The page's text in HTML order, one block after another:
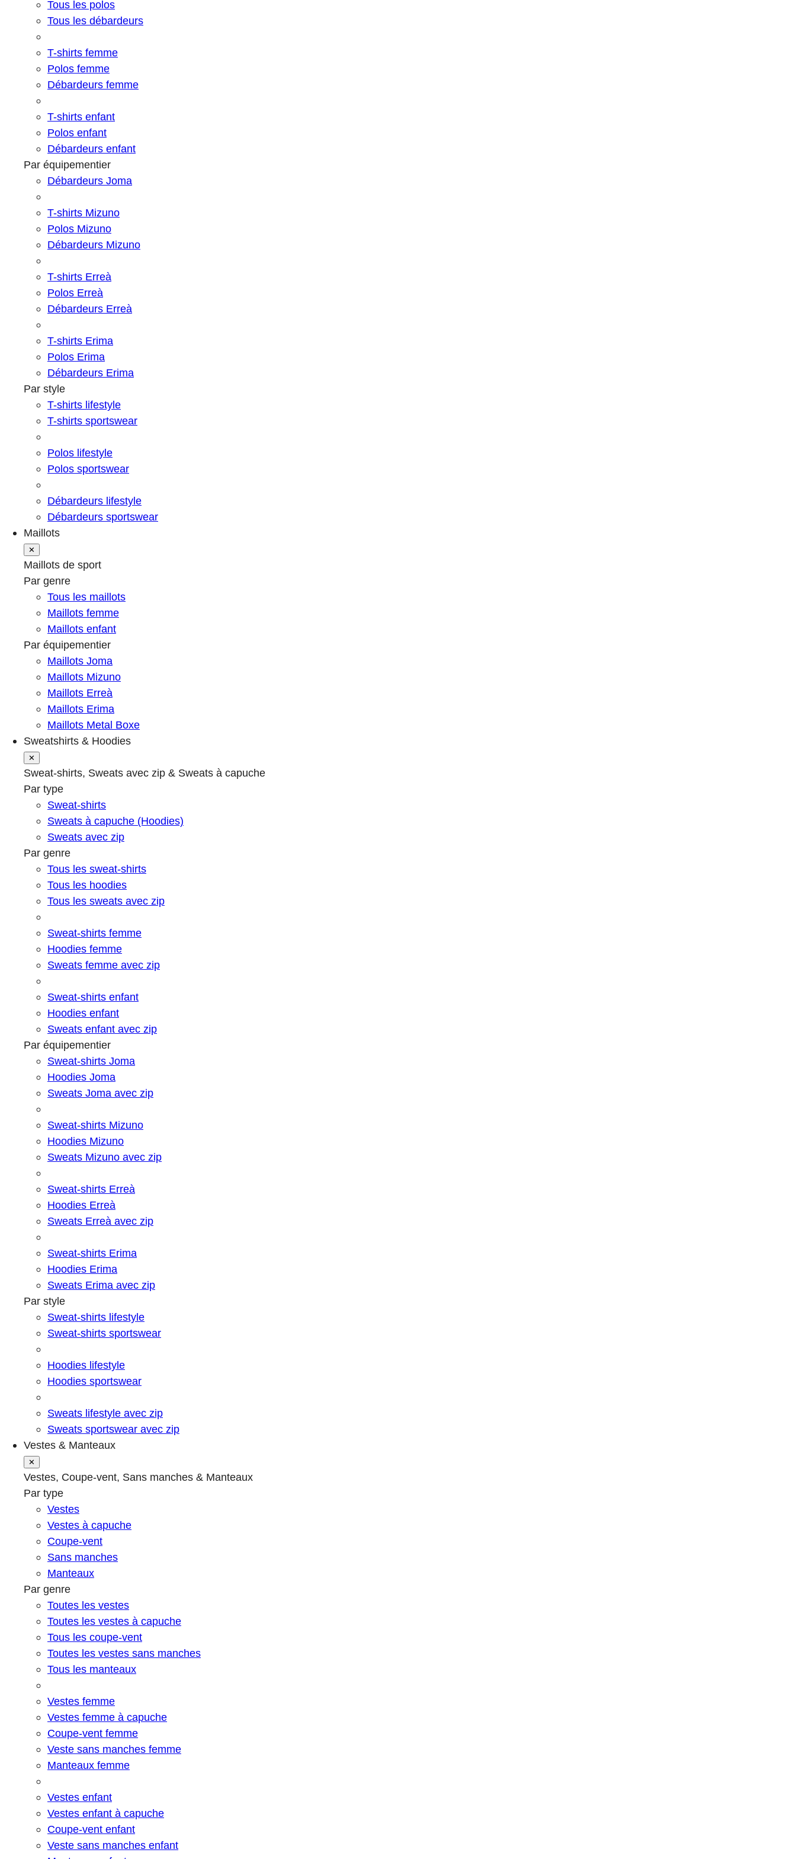
Tous les polos
Tous les débardeurs
T-shirts femme
Polos femme
Débardeurs femme
T-shirts enfant
Polos enfant
Débardeurs enfant
Par équipementier
Débardeurs Joma
T-shirts Mizuno
Polos Mizuno
Débardeurs Mizuno
T-shirts Erreà
Polos Erreà
Débardeurs Erreà
T-shirts Erima
Polos Erima
Débardeurs Erima
Par style
T-shirts lifestyle
T-shirts sportswear
Polos lifestyle
Polos sportswear
Débardeurs lifestyle
Débardeurs sportswear
Maillots
✕
Maillots de sport
Par genre
Tous les maillots
Maillots femme
Maillots enfant
Par équipementier
Maillots Joma
Maillots Mizuno
Maillots Erreà
Maillots Erima
Maillots Metal Boxe
Sweatshirts & Hoodies
✕
Sweat-shirts, Sweats avec zip & Sweats à capuche
Par type
Sweat-shirts
Sweats à capuche (Hoodies)
Sweats avec zip
Par genre
Tous les sweat-shirts
Tous les hoodies
Tous les sweats avec zip
Sweat-shirts femme
Hoodies femme
Sweats femme avec zip
Sweat-shirts enfant
Hoodies enfant
Sweats enfant avec zip
Par équipementier
Sweat-shirts Joma
Hoodies Joma
Sweats Joma avec zip
Sweat-shirts Mizuno
Hoodies Mizuno
Sweats Mizuno avec zip
Sweat-shirts Erreà
Hoodies Erreà
Sweats Erreà avec zip
Sweat-shirts Erima
Hoodies Erima
Sweats Erima avec zip
Par style
Sweat-shirts lifestyle
Sweat-shirts sportswear
Hoodies lifestyle
Hoodies sportswear
Sweats lifestyle avec zip
Sweats sportswear avec zip
Vestes & Manteaux
✕
Vestes, Coupe-vent, Sans manches & Manteaux
Par type
Vestes
Vestes à capuche
Coupe-vent
Sans manches
Manteaux
Par genre
Toutes les vestes
Toutes les vestes à capuche
Tous les coupe-vent
Toutes les vestes sans manches
Tous les manteaux
Vestes femme
Vestes femme à capuche
Coupe-vent femme
Veste sans manches femme
Manteaux femme
Vestes enfant
Vestes enfant à capuche
Coupe-vent enfant
Veste sans manches enfant